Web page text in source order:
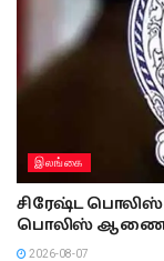
இலங்கை
சிரேஷ்ட பொலிஸ்
பொலிஸ்
2026-08-07